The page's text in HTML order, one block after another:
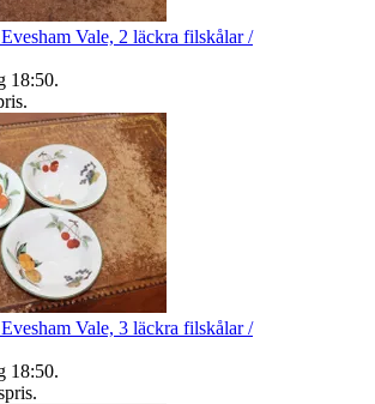
Vale, 2 läckra filskålar /
18:50.
.
Vale, 3 läckra filskålar /
18:50.
.